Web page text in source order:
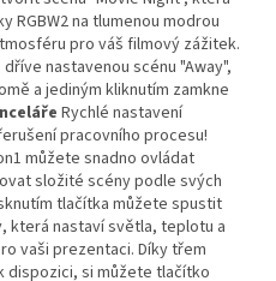
RGBW2 na tlumenou modrou
pro váš filmový zážitek.
nastavenou scénu "Away",
a jediným kliknutím zamkne
Rychlé nastavení
pracovního procesu!
můžete snadno ovládat
složité scény podle svých
tlačítka můžete spustit
která nastaví světla, teplotu a
vaši prezentaci. Díky třem
dispozici, si můžete tlačítko